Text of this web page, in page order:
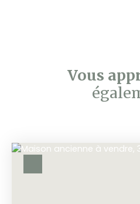
Vous